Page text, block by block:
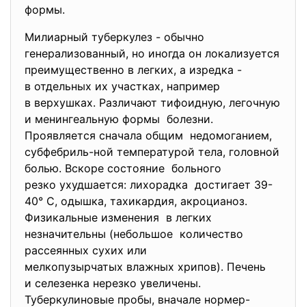
формы.
Милиарный туберкулез - обычно
генерализованный, но иногда он локализуется
преимущественно в легких, а изредка -
в отдельных их участках, например
в верхушках. Различают тифоидную, легочную
и менингеальную формы болезни.
Проявляется сначала общим недомоганием,
субфебриль-ной температурой тела, головной
болью. Вскоре состояние больного
резко ухудшается: лихорадка достигает 39-
40° С, одышка, тахикардия, акроцианоз.
Физикальные изменения в легких
незначительны (небольшое количество
рассеянных сухих или
мелкопузырчатых влажных хрипов). Печень
и селезенка нерезко увеличены.
Туберкулиновые пробы, вначале нормер-